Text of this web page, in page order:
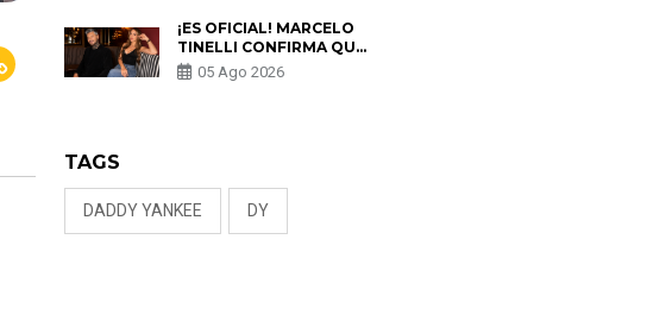
PREOCUPACIÓN
¡ES OFICIAL! MARCELO
TINELLI CONFIRMA QUE
REGRESÓ CON MILETT
FIGUEROA: “EL AMOR
05 Ago 2026
TAGS
DADDY YANKEE DY